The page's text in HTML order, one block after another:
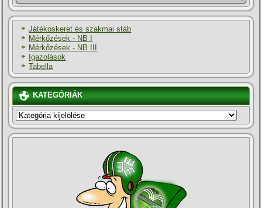
Játékoskeret és szakmai stáb
Mérkőzések - NB I
Mérkőzések - NB III
Igazolások
Tabella
KATEGÓRIÁK
KATEGÓRIÁK